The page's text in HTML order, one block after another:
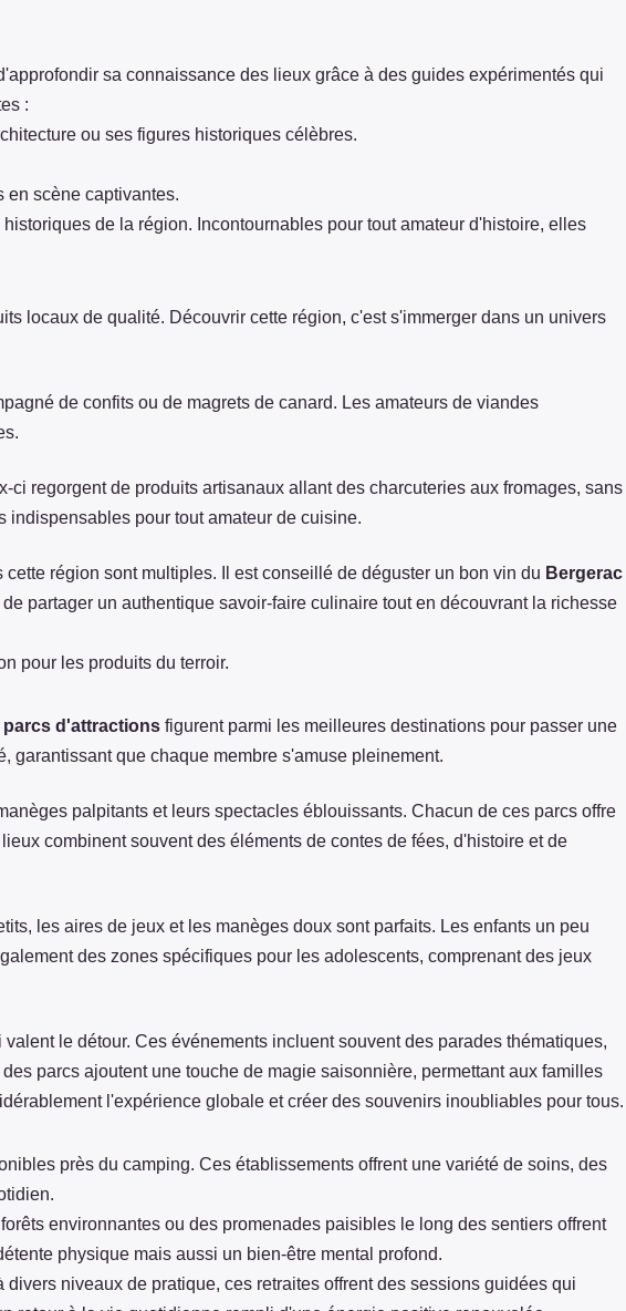
sa connaissance des lieux grâce à des guides expérimentés qui
:
ou ses figures historiques célèbres.
en scène captivantes.
de la région. Incontournables pour tout amateur d'histoire, elles
locaux de qualité. Découvrir cette région, c'est s'immerger dans un univers
de confits ou de magrets de canard. Les amateurs de viandes
regorgent de produits artisanaux allant des charcuteries aux fromages, sans
indispensables pour tout amateur de cuisine.
région sont multiples. Il est conseillé de déguster un bon vin du Bergerac
partager un authentique savoir-faire culinaire tout en découvrant la richesse
pour les produits du terroir.
parcs d'attractions figurent parmi les meilleures destinations pour passer une
garantissant que chaque membre s'amuse pleinement.
palpitants et leurs spectacles éblouissants. Chacun de ces parcs offre
combinent souvent des éléments de contes de fées, d'histoire et de
les aires de jeux et les manèges doux sont parfaits. Les enfants un peu
des zones spécifiques pour les adolescents, comprenant des jeux
valent le détour. Ces événements incluent souvent des parades thématiques,
parcs ajoutent une touche de magie saisonnière, permettant aux familles
l'expérience globale et créer des souvenirs inoubliables pour tous.
près du camping. Ces établissements offrent une variété de soins, des
environnantes ou des promenades paisibles le long des sentiers offrent
physique mais aussi un bien-être mental profond.
niveaux de pratique, ces retraites offrent des sessions guidées qui